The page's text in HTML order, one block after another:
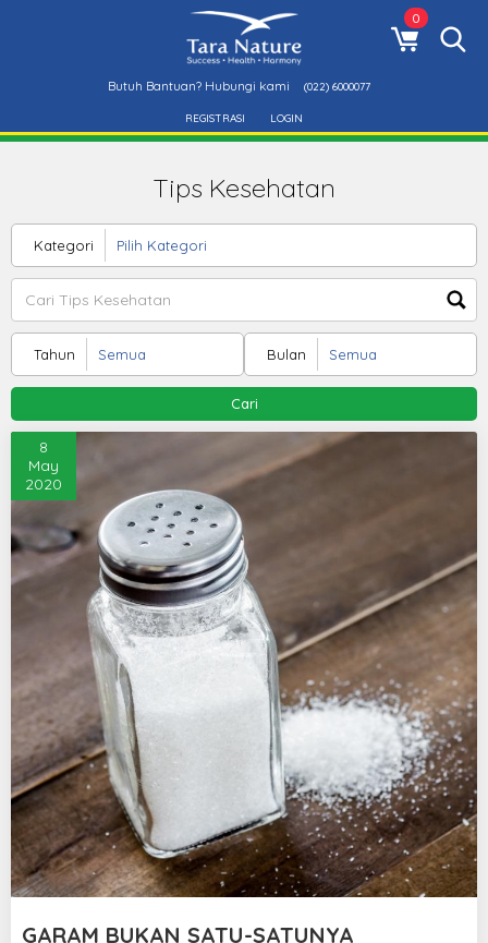
0
Butuh Bantuan? Hubungi kami (022) 6000077
REGISTRASI LOGIN
Tips Kesehatan
Kategori
Bulan
Tahun
Cari
GARAM BUKAN SATU-SATUNYA
8
May
2020